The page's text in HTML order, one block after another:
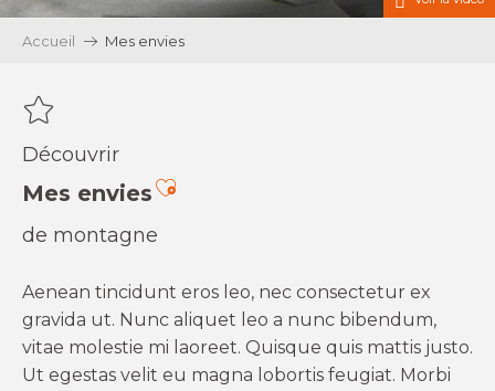
Accueil Mes envies
Découvrir
Mes enviesAjouter aux favoris
de montagne
Aenean tincidunt eros leo, nec consectetur ex
gravida ut. Nunc aliquet leo a nunc bibendum,
vitae molestie mi laoreet. Quisque quis mattis justo.
Ut egestas velit eu magna lobortis feugiat. Morbi